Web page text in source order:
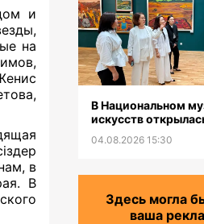
и
на
в
В
В Национальном
искусств
Романова
04.08.2026 15:30
Здесь могла
ваша